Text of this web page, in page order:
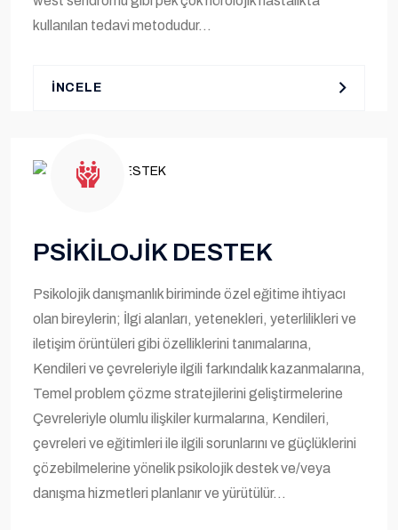
kullanılan tedavi metodudur...
İNCELE
PSİKİLOJİK DESTEK
Psikolojik danışmanlık biriminde özel eğitime ihtiyacı
olan bireylerin; İlgi alanları, yetenekleri, yeterlilikleri ve
iletişim örüntüleri gibi özelliklerini tanımalarına,
Kendileri ve çevreleriyle ilgili farkındalık kazanmalarına,
Temel problem çözme stratejilerini geliştirmelerine
Çevreleriyle olumlu ilişkiler kurmalarına, Kendileri,
çevreleri ve eğitimleri ile ilgili sorunlarını ve güçlüklerini
çözebilmelerine yönelik psikolojik destek ve/veya
danışma hizmetleri planlanır ve yürütülür...